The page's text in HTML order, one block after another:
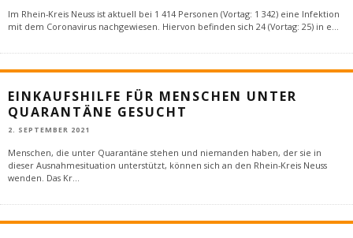
Im Rhein-Kreis Neuss ist aktuell bei 1 414 Personen (Vortag: 1 342) eine Infektion
mit dem Coronavirus nachgewiesen. Hiervon befinden sich 24 (Vortag: 25) in e...
EINKAUFSHILFE FÜR MENSCHEN UNTER
QUARANTÄNE GESUCHT
2. SEPTEMBER 2021
Menschen, die unter Quarantäne stehen und niemanden haben, der sie in
dieser Ausnahmesituation unterstützt, können sich an den Rhein-Kreis Neuss
wenden. Das Kr...